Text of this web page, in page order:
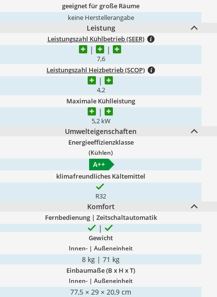
geeignet für große Räume
keine Herstellerangabe
Leistung
Leistungszahl Kühlbetrieb (SEER)
7,6
Leistungszahl Heizbetrieb (SCOP)
4,2
Maximale Kühlleistung
5,2 kW
Umwelteigenschaften
Energieeffizienzklasse
(Kühlen)
A++
klimafreundliches Kältemittel
R32
Komfort
Fernbedienung | Zeitschaltautomatik
Gewicht
Innen- | Außeneinheit
8 kg | 71 kg
Einbaumaße (B x H x T)
Innen- | Außeneinheit
77,5 × 29 × 20,9 cm